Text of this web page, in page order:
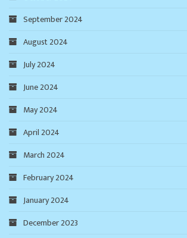
September 2024
August 2024
July 2024
June 2024
May 2024
April 2024
March 2024
February 2024
January 2024
December 2023